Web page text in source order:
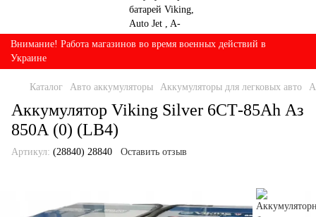
Внимание! Работа магазинов во время военных действий в
Украине
Каталог Авто аккумуляторы Аккумуляторы для легковых авто
Аккумулятор Viking Silver 6СТ-85Ah Аз
850А (0) (LB4)
Артикул: (28840) 28840 Оставить отзыв